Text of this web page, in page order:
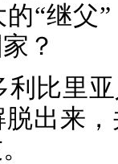
的“继父
？
利比里
出来